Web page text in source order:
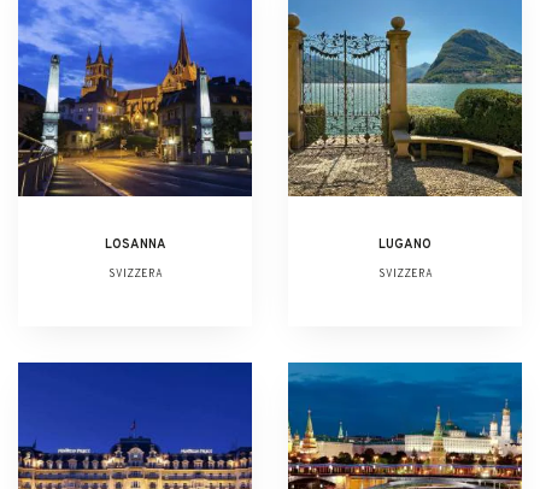
LOSANNA
SVIZZERA
LUGANO
SVIZZERA